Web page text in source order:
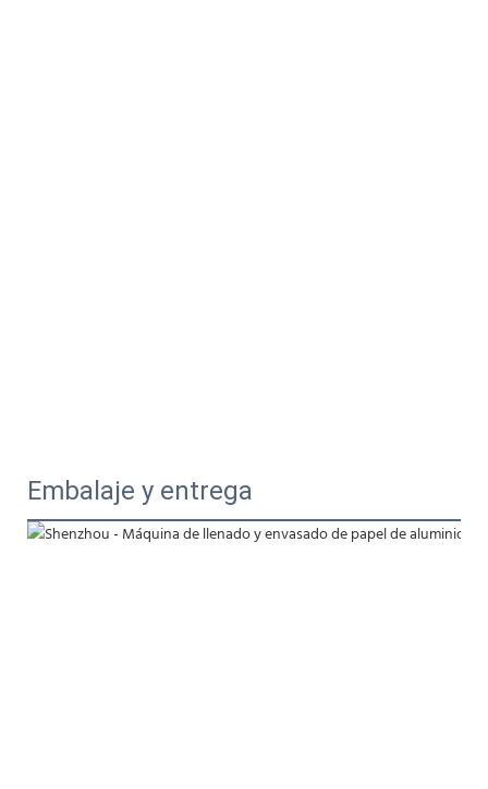
Embalaje y entrega